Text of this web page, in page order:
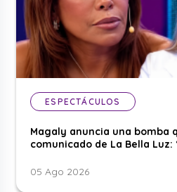
ESPECTÁCULOS
Magaly anuncia una bomba
comunicado de La Bella Luz:
05 Ago 2026